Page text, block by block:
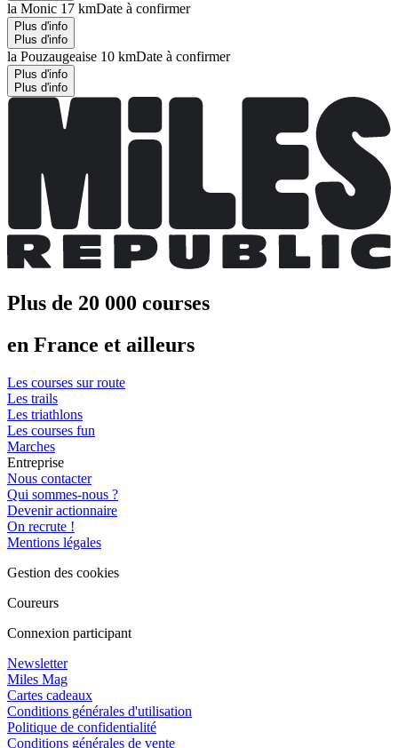
la Monic 17 kmDate à confirmer
Plus d'info
Plus d'info
la Pouzaugeaise 10 kmDate à confirmer
Plus d'info
Plus d'info
Plus de 20 000 courses
en France et ailleurs
Les courses sur route
Les trails
Les triathlons
Les courses fun
Marches
Entreprise
Nous contacter
Qui sommes-nous ?
Devenir actionnaire
On recrute !
Mentions légales
Gestion des cookies
Coureurs
Connexion participant
Newsletter
Miles Mag
Cartes cadeaux
Conditions générales d'utilisation
Politique de confidentialité
Conditions générales de vente